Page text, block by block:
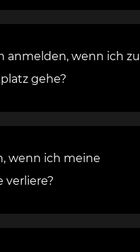
anmelden, wenn ich zu
gehe?
wenn ich meine
verliere?